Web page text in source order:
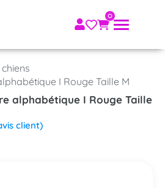
I Rouge Taille M
alphabétique I Rouge Taille
client)